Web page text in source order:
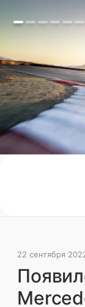
Mercedes C-
году
мощностью
22 сентября